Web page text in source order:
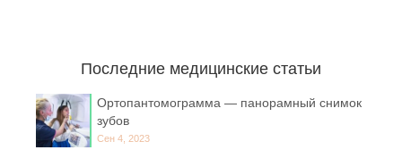
Последние медицинские статьи
Ортопантомограмма — панорамный снимок
зубов
Сен 4, 2023